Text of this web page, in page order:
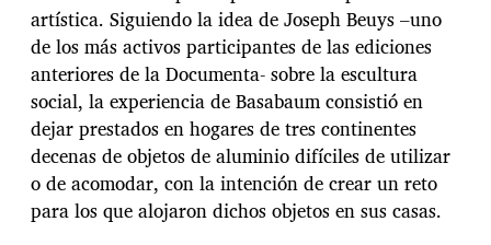
artística. Siguiendo la idea de Joseph Beuys –uno
de los más activos participantes de las ediciones
anteriores de la Documenta- sobre la escultura
social, la experiencia de Basabaum consistió en
dejar prestados en hogares de tres continentes
decenas de objetos de aluminio difíciles de utilizar
o de acomodar, con la intención de crear un reto
para los que alojaron dichos objetos en sus casas.